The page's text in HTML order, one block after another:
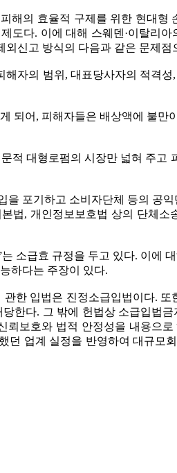
의 효율적 구제를 위한 현대
다. 이에 대해 스웨덴·이탈리
신고 방식의 다음과 같은 문제
자의 범위, 대표당사자의 적격
되어, 피해자들은 배상액에 불
대형로펌의 시장만 넓혀 주
포기하고 소비자단체 등의 공
법, 개인정보보호법 상의 단체
소급효 규정을 두고 있다. 이에
하다는 주장이 있다.
한 입법은 진정소급입법이다.
한다. 그 밖에 헌법상 소급입법
보호와 법적 안정성을 내용으
업계 실정을 반영하여 대규모